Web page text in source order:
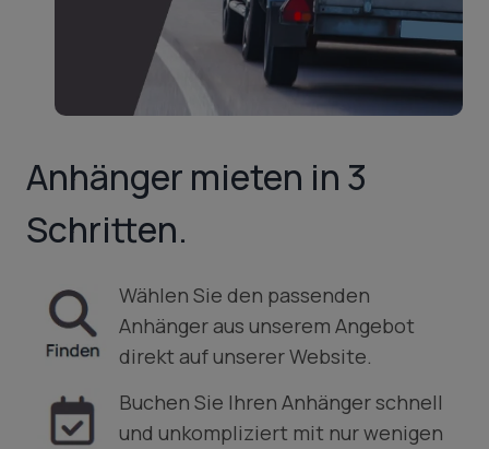
Anhänger mieten in 3
Schritten.
Wählen Sie den passenden
Anhänger aus unserem Angebot
direkt auf unserer Website.
Buchen Sie Ihren Anhänger schnell
und unkompliziert mit nur wenigen